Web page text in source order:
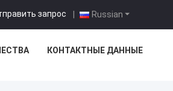
Russian
запрос |
КОНТАКТНЫЕ ДАННЫЕ